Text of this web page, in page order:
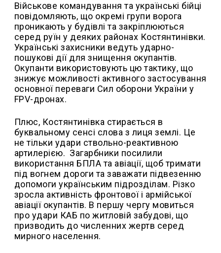
Військове командування та українські бійці
повідомляють, що окремі групи ворога
проникають у будівлі та закріплюються
серед руїн у деяких районах Костянтинівки.
Українські захисники ведуть ударно-
пошукові дії для знищення окупантів.
Окупанти використовують цю тактику, що
знижує можливості активного застосування
основної переваги Сил оборони України у
FPV-дронах.
Плюс, Костянтинівка стирається в
буквальному сенсі слова з лиця землі. Це
не тільки удари ствольно-реактивною
артилерією. Загарбники посилили
використання БПЛА та авіації, щоб тримати
під вогнем дороги та заважати підвезенню
допомоги українським підрозділам. Різко
зросла активність фронтової і армійської
авіації окупантів. В першу чергу мовиться
про удари КАБ по житловій забудові, що
призводить до численних жертв серед
мирного населення.